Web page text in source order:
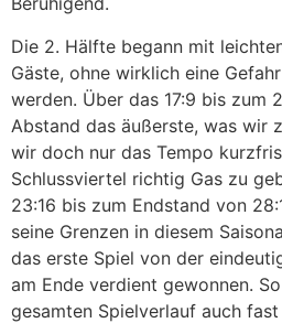
Die 2. Hälfte begann mit
Gäste, ohne wirklich eine
werden. Über das 17:9 bis zum
Abstand das äußerste, was wir
wir doch nur das Tempo
Schlussviertel richtig Gas zu
23:16 bis zum Endstand von
seine Grenzen in diesem
das erste Spiel von der
am Ende verdient gewonnen.
gesamten Spielverlauf auch